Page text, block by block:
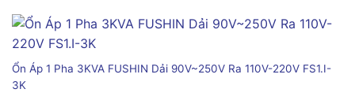
Ổn Áp 1 Pha 3KVA FUSHIN Dải 90V~250V Ra 110V-220V FS1.I-
3K